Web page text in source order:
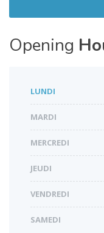
Opening
LUNDI
MARDI
MERCREDI
JEUDI
VENDREDI
SAMEDI